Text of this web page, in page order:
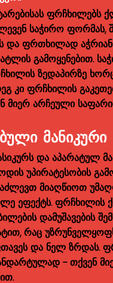
ფრჩხილებს
საჭირო ფორმას,
და ფრთხილად აჭრიან
გამოყენებით.
ზედაპირზე
კი ფრჩხილის
მიერ არჩეული
ᲛᲐᲜᲘᲙᲣᲠᲘ
და აპარატულ
უპირატესობის
მიაღწიოთ
ეფექტს. ფრჩხილის
დამუშავების
რაც
და ნელ ზრდას.
- თქვენ